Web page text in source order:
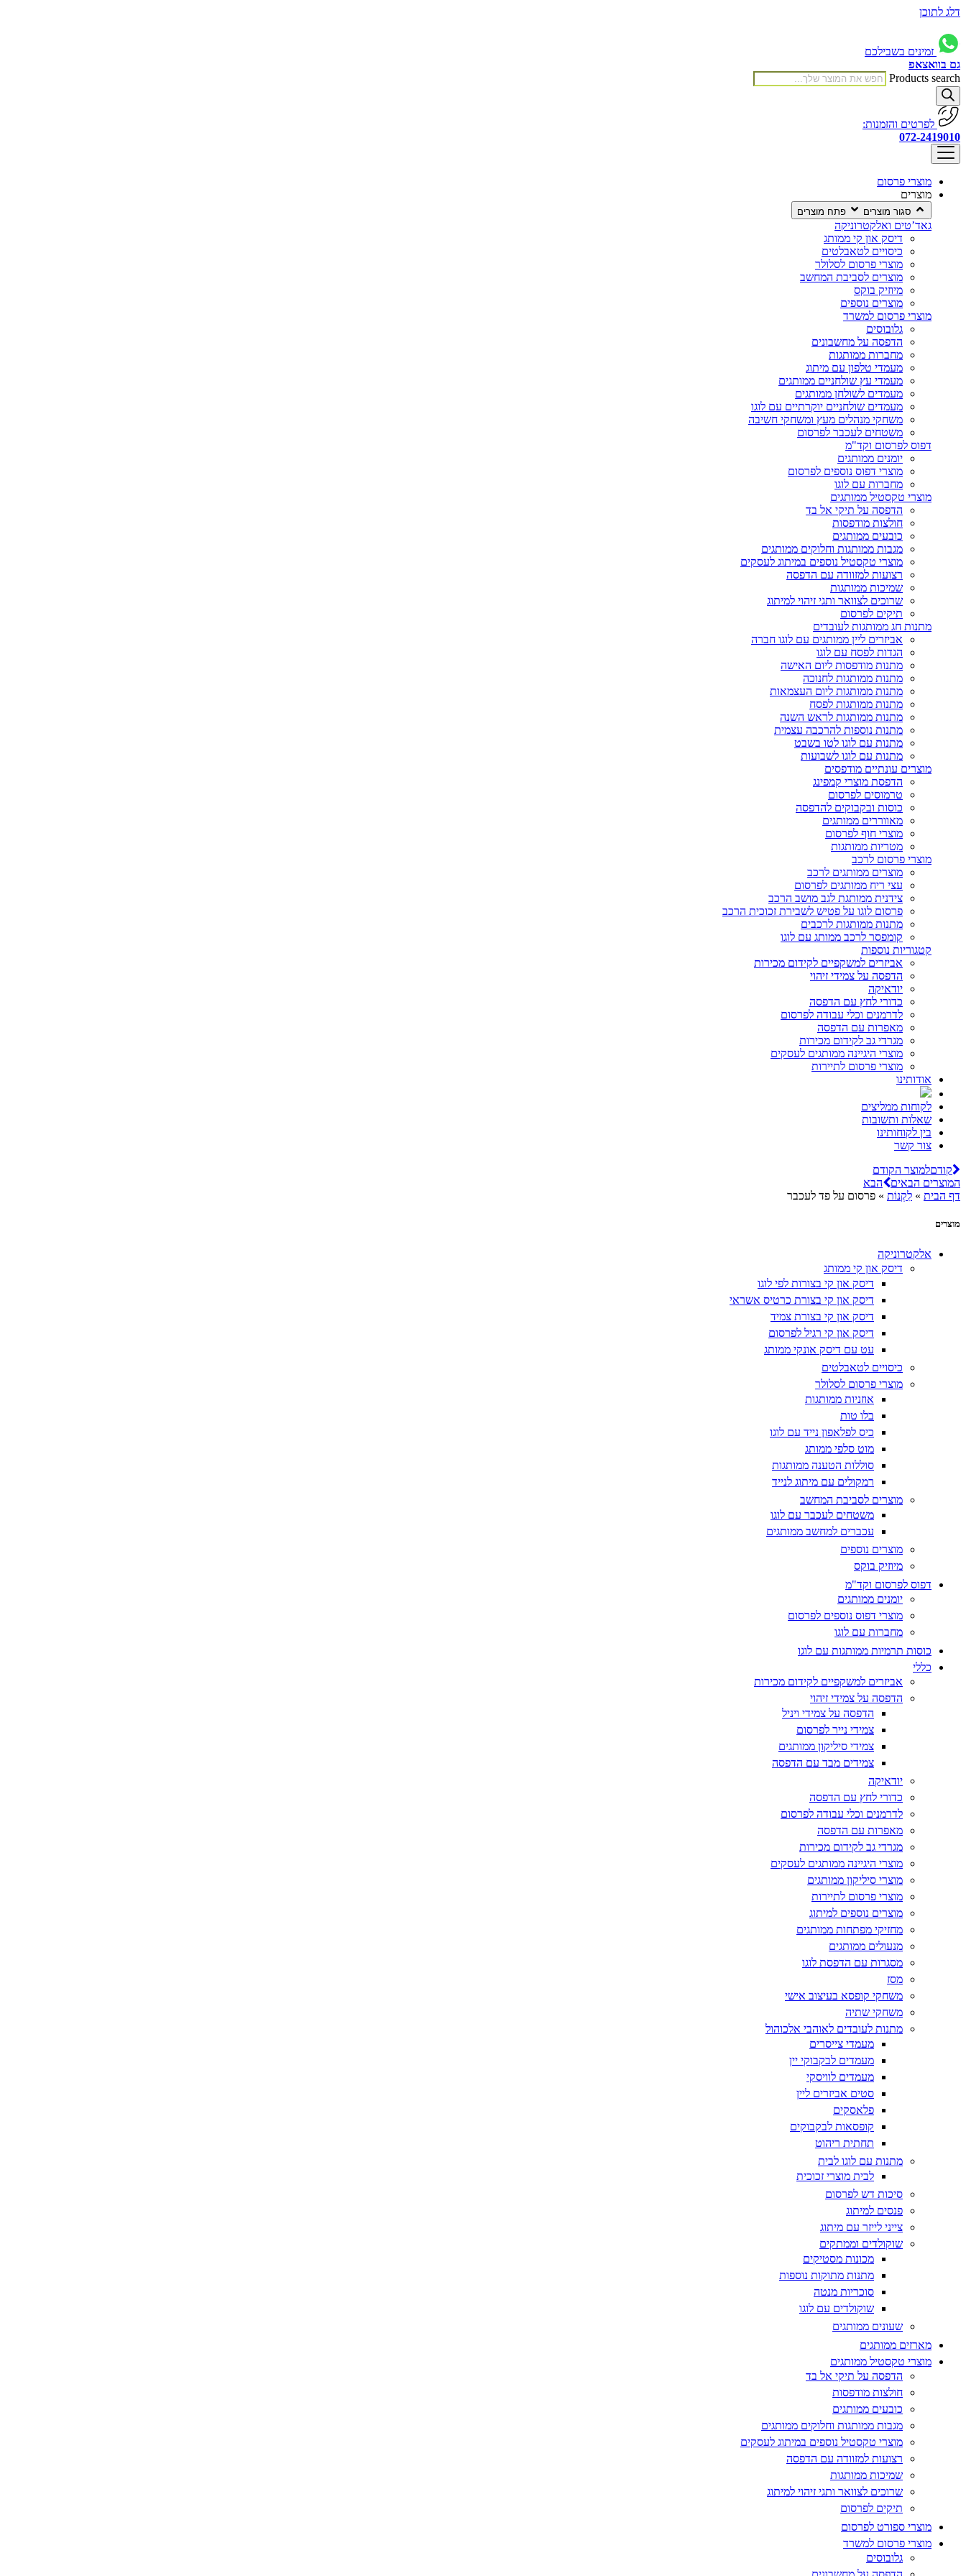
דלג לתוכן
זמינים בשבילכם
גם בוואצאפ
Products search
לפרטים והזמנות:
072-2419010
מוצרי פרסום
מוצרים
סגור מוצרים פתח מוצרים
גאד’טים ואלקטרוניקה
דיסק און קי ממותג
כיסויים לטאבלטים
מוצרי פרסום לסלולר
מוצרים לסביבת המחשב
מיוזיק בוקס
מוצרים נוספים
מוצרי פרסום למשרד
גלובוסים
הדפסה על מחשבונים
מחברות ממותגות
מעמדי טלפון עם מיתוג
מעמדי עץ שולחניים ממותגים
מעמדים לשולחן ממותגים
מעמדים שולחניים יוקרתיים עם לוגו
משחקי מנהלים מעץ ומשחקי חשיבה
משטחים לעכבר לפרסום
דפוס לפרסום וקד"מ
יומנים ממותגים
מוצרי דפוס נוספים לפרסום
מחברות עם לוגו
מוצרי טקסטיל ממותגים
הדפסה על תיקי אל בד
חולצות מודפסות
כובעים ממותגים
מגבות ממותגות וחלוקים ממותגים
מוצרי טקסטיל נוספים במיתוג לעסקים
רצועות למזוודה עם הדפסה
שמיכות ממותגות
שרוכים לצוואר ותגי זיהוי למיתוג
תיקים לפרסום
מתנות חג ממותגות לעובדים
אביזרים ליין ממותגים עם לוגו חברה
הגדות לפסח עם לוגו
מתנות מודפסות ליום האישה
מתנות ממותגות לחנוכה
מתנות ממותגות ליום העצמאות
מתנות ממותגות לפסח
מתנות ממותגות לראש השנה
מתנות נוספות להרכבה עצמית
מתנות עם לוגו לטו בשבט
מתנות עם לוגו לשבועות
מוצרים עונתיים מודפסים
הדפסת מוצרי קמפינג
טרמוסים לפרסום
כוסות ובקבוקים להדפסה
מאווררים ממותגים
מוצרי חוף לפרסום
מטריות ממותגות
מוצרי פרסום לרכב
מוצרים ממותגים לרכב
עצי ריח ממותגים לפרסום
צידנית ממותגת לגב מושב הרכב
פרסום לוגו על פטיש לשבירת זכוכית הרכב
מתנות ממותגות לרכבים
קומפסר לרכב ממותג עם לוגו
קטגוריות נוספות
אביזרים למשקפיים לקידום מכירות
הדפסה על צמידי זיהוי
יודאיקה
כדורי לחץ עם הדפסה
לדרמנים וכלי עבודה לפרסום
מאפרות עם הדפסה
מגרדי גב לקידום מכירות
מוצרי היגיינה ממותגים לעסקים
מוצרי פרסום לתיירות
אודותינו
לקוחות ממליצים
שאלות ותשובות
בין לקוחותינו
צור קשר
קודםלמוצר הקודם
המוצרים הבאים
הבא
דף הבית » לִקְנוֹת » פרסום על פד לעכבר
מוצרים
אלקטרוניקה
דיסק און קי ממותג
דיסק און קי בצורות לפי לוגו
דיסק און קי בצורת כרטיס אשראי
דיסק און קי בצורת צמיד
דיסק און קי רגיל לפרסום
עט עם דיסק אונקי ממותג
כיסויים לטאבלטים
מוצרי פרסום לסלולר
אוזניות ממותגות
בלו טות
כיס לפלאפון נייד עם לוגו
מוט סלפי ממותג
סוללות הטענה ממותגות
רמקולים עם מיתוג לנייד
מוצרים לסביבת המחשב
משטחים לעכבר עם לוגו
עכברים למחשב ממותגים
מוצרים נוספים
מיוזיק בוקס
דפוס לפרסום וקד"מ
יומנים ממותגים
מוצרי דפוס נוספים לפרסום
מחברות עם לוגו
כוסות תרמיות ממותגות עם לוגו
כללי
אביזרים למשקפיים לקידום מכירות
הדפסה על צמידי זיהוי
הדפסה על צמידי ויניל
צמידי נייר לפרסום
צמידי סיליקון ממותגים
צמידים מבד עם הדפסה
יודאיקה
כדורי לחץ עם הדפסה
לדרמנים וכלי עבודה לפרסום
מאפרות עם הדפסה
מגרדי גב לקידום מכירות
מוצרי היגיינה ממותגים לעסקים
מוצרי סיליקון ממותגים
מוצרי פרסום לתיירות
מוצרים נוספים למיתוג
מחזיקי מפתחות ממותגים
מנעולים ממותגים
מסגרות עם הדפסת לוגו
מסז
משחקי קופסא בעיצוב אישי
משחקי שתיה
מתנות לעובדים לאוהבי אלכוהול
מעמדי צייסרים
מעמדים לבקבוקי יין
מעמדים לוויסקי
סטים אביזרים ליין
פלאסקים
קופסאות לבקבוקים
תחתית ריהוט
מתנות עם לוגו לבית
לבית מוצרי זכוכית
סיכות דש לפרסום
פנסים למיתוג
צייני לייזר עם מיתוג
שוקולדים וממתקים
מכונות מסטיקים
מתנות מתוקות נוספות
סוכריות מנטה
שוקולדים עם לוגו
שעונים ממותגים
מארזים ממותגים
מוצרי טקסטיל ממותגים
הדפסה על תיקי אל בד
חולצות מודפסות
כובעים ממותגים
מגבות ממותגות וחלוקים ממותגים
מוצרי טקסטיל נוספים במיתוג לעסקים
רצועות למזוודה עם הדפסה
שמיכות ממותגות
שרוכים לצוואר ותגי זיהוי למיתוג
תיקים לפרסום
מוצרי ספורט לפרסום
מוצרי פרסום למשרד
גלובוסים